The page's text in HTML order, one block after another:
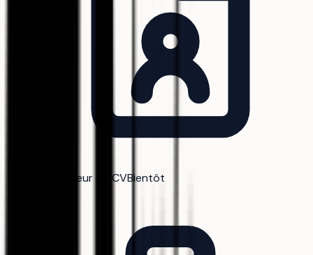
Générateur de CVBientôt